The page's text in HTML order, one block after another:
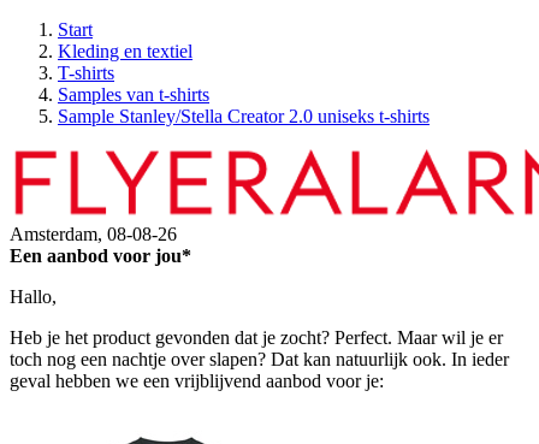
Start
Kleding en textiel
T-shirts
Samples van t-shirts
Sample Stanley/Stella Creator 2.0 uniseks t-shirts
Amsterdam, 08-08-26
Een aanbod voor jou*
Hallo,
Heb je het product gevonden dat je zocht? Perfect. Maar wil je er
toch nog een nachtje over slapen? Dat kan natuurlijk ook. In ieder
geval hebben we een vrijblijvend aanbod voor je: